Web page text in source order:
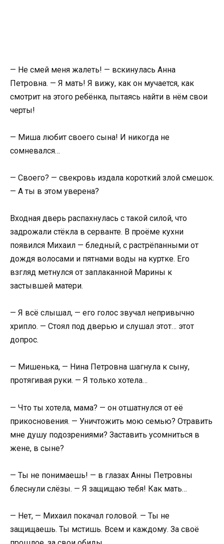
— Не смей меня жалеть! — вскинулась Анна
Петровна. — Я мать! Я вижу, как он мучается, как
смотрит на этого ребёнка, пытаясь найти в нём свои
черты!
— Миша любит своего сына! И никогда не
сомневался…
— Своего? — свекровь издала короткий злой смешок.
— А ты в этом уверена?
Входная дверь распахнулась с такой силой, что
задрожали стёкла в серванте. В проёме кухни
появился Михаил — бледный, с растрёпанными от
дождя волосами и пятнами воды на куртке. Его
взгляд метнулся от заплаканной Марины к
застывшей матери.
— Я всё слышал, — его голос звучал непривычно
хрипло. — Стоял под дверью и слушал этот… этот
допрос.
— Мишенька, — Нина Петровна шагнула к сыну,
протягивая руки. — Я только хотела…
— Что ты хотела, мама? — он отшатнулся от её
прикосновения. — Уничтожить мою семью? Отравить
мне душу подозрениями? Заставить усомниться в
жене, в сыне?
— Ты не понимаешь! — в глазах Анны Петровны
блеснули слёзы. — Я защищаю тебя! Как мать…
— Нет, — Михаил покачал головой. — Ты не
защищаешь. Ты мстишь. Всем и каждому. За своё